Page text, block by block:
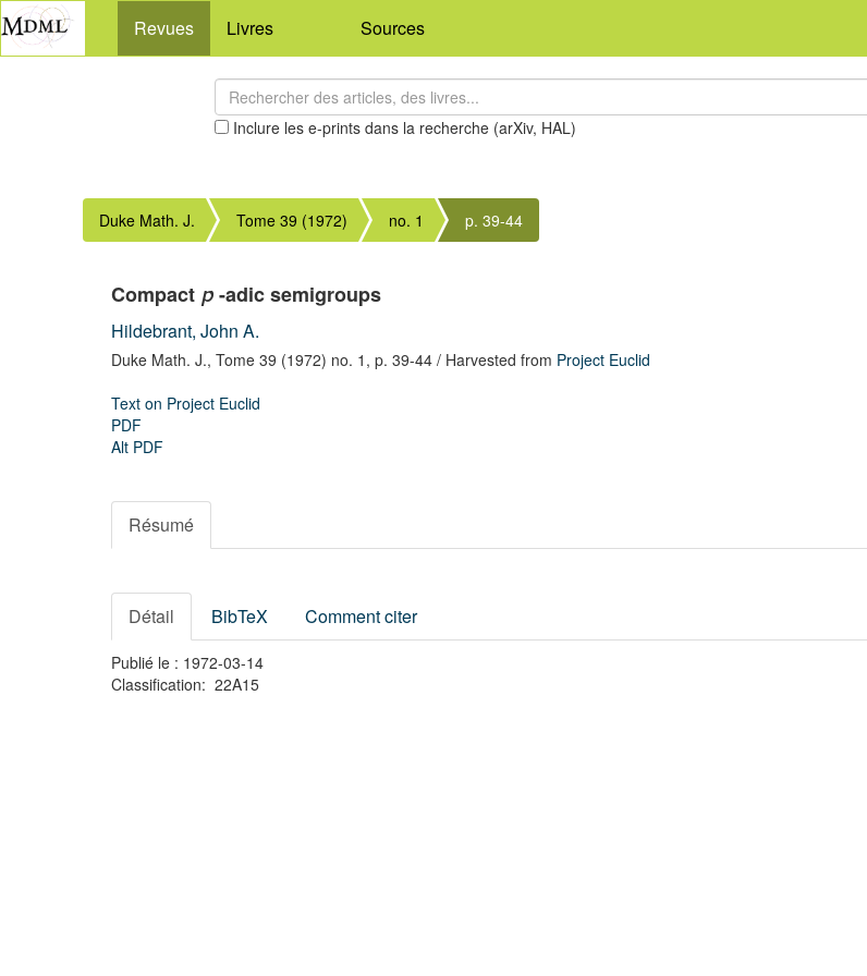
Revues Livres Sources
Inclure les e-prints dans la recherche (arXiv, HAL)
Duke Math. J. Tome 39 (1972) no. 1 p. 39-44
Compact p -adic semigroups
Hildebrant, John A.
Duke Math. J., Tome 39 (1972) no. 1, p. 39-44 / Harvested from Project Euclid
Text on Project Euclid
PDF
Alt PDF
Résumé
Détail BibTeX Comment citer
Publié le : 1972-03-14
Classification: 22A15